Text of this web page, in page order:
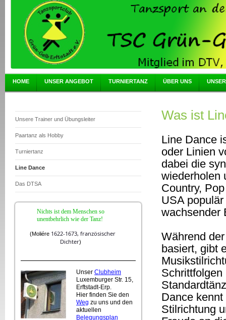
HOME UNSER ANGEBOT TURNIERTANZ ÜBER UNS
Unsere Trainer und Übungsleiter
Paartanz als Hobby
Turniertanz
Line Dance
Das DTSA
Nichts ist dem Menschen so
unentbehrlich wie der Tanz!
(Moliére 1622-1673, französischer
Dichter)
Unser Clubheim
Luxemburger Str. 15,
Erftstadt-Erp.
Hier finden Sie den
Weg zu uns und den
aktuellen
Belegungsplan
Was ist
Line Dance
oder Linien
dabei die
wiederholen
Country,
USA
wachsender
Während
basiert, gibt
Dance
Stilrichtung